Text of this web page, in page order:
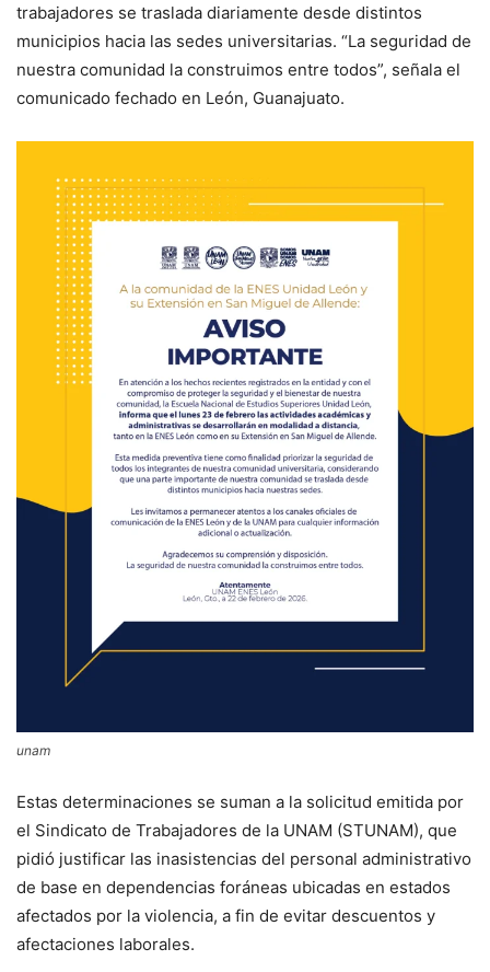
trabajadores se traslada diariamente desde distintos
municipios hacia las sedes universitarias. “La seguridad de
nuestra comunidad la construimos entre todos”, señala el
comunicado fechado en León, Guanajuato.
unam
Estas determinaciones se suman a la solicitud emitida por
el Sindicato de Trabajadores de la UNAM (STUNAM), que
pidió justificar las inasistencias del personal administrativo
de base en dependencias foráneas ubicadas en estados
afectados por la violencia, a fin de evitar descuentos y
afectaciones laborales.